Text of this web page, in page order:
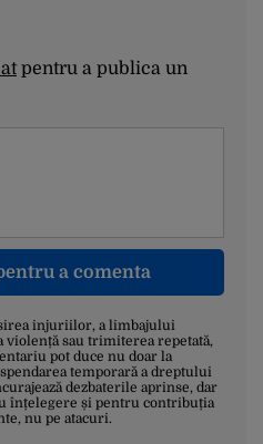
pentru a publica un
a comenta
injuriilor, a limbajului
sau trimiterea repetată,
pot duce nu doar la
temporară a dreptului
dezbaterile aprinse, dar
înțelegere și pentru contribuția
nu pe atacuri.